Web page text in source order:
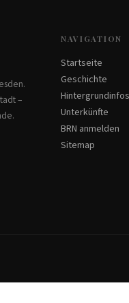
–
NAVIGATION
Startseite
Geschichte
Hintergrundinfos
Unterkünfte
BRN anmelden
Sitemap